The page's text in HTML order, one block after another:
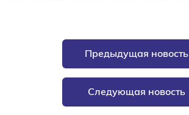
Предыдущая новость
Следующая новость